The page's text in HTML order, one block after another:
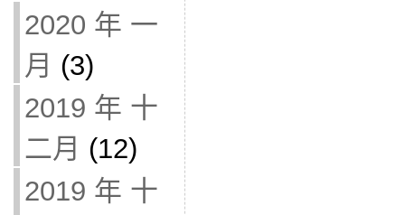
2020 年 一
月 (3)
2019 年 十
二月 (12)
2019 年 十